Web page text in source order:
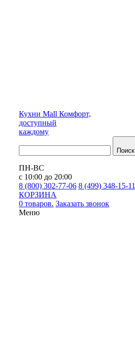
Кухни Mall Комфорт,
доступный
каждому
Поиск
ПН-ВС
с 10:00 до 20:00
8 (800) 302-77-06 8 (499) 348-15-11
КОРЗИНА
0 товаров. Заказать звонок
Меню